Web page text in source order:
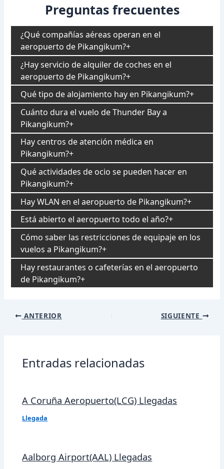
Preguntas frecuentes
¿Qué compañías aéreas operan en el
aeropuerto de Pikangikum?
¿Hay servicio de alquiler de coches en el
aeropuerto de Pikangikum?
Qué tipo de alojamiento hay en Pikangikum?
Cuánto dura el vuelo de Thunder Bay a
Pikangikum?
Hay centros de atención médica en
Pikangikum?
Qué actividades de ocio se pueden hacer en
Pikangikum?
Hay WLAN en el aeropuerto de Pikangikum?
Está abierto el aeropuerto todo el año?
Cómo saber las restricciones de equipaje en los
vuelos a Pikangikum?
Hay restaurantes o cafeterías en el aeropuerto
de Pikangikum?
Navegación
ANTERIOR SIGUIENTE
Entradas relacionadas
A Coruña Aeropuerto(LCG) Llegadas
Llegada
Aalborg Airport(AAL) Llegadas